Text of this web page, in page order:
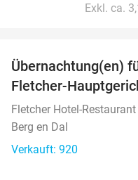
Exkl. ca.
Übernachtung(en)
Fletcher-
Fletcher Hotel-Restaurant
Berg en Dal
Verkauft: 920